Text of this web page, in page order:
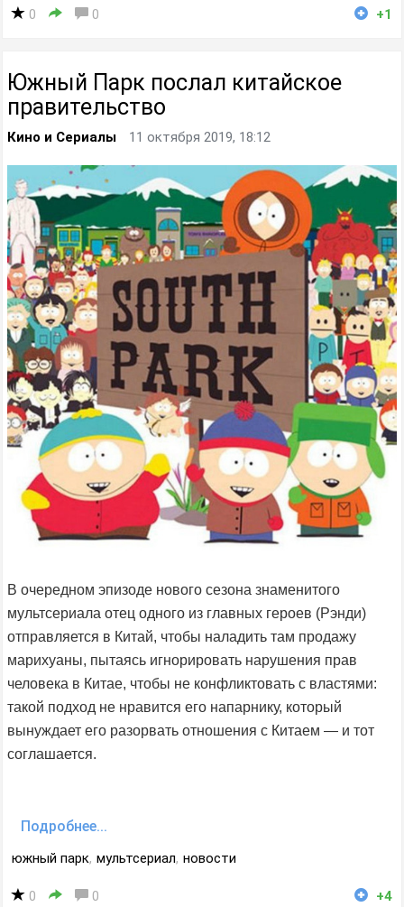
0 0 +1
Южный Парк послал китайское
правительство
Кино и Сериалы 11 октября 2019, 18:12
В очередном эпизоде нового сезона знаменитого
мультсериала отец одного из главных героев (Рэнди)
отправляется в Китай, чтобы наладить там продажу
марихуаны, пытаясь игнорировать нарушения прав
человека в Китае, чтобы не конфликтовать с властями:
такой подход не нравится его напарнику, который
вынуждает его разорвать отношения с Китаем — и тот
соглашается.
Подробнее...
южный парк, мультсериал, новости
0 0 +4